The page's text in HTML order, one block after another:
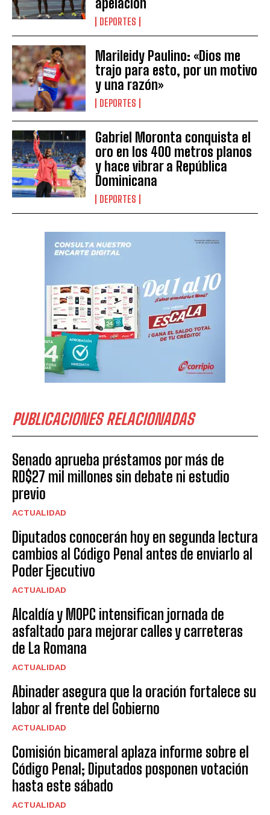
apelación
DEPORTES
Marileidy Paulino: «Dios me
trajo para esto, por un motivo
y una razón»
DEPORTES
Gabriel Moronta conquista el
oro en los 400 metros planos
y hace vibrar a República
Dominicana
DEPORTES
PUBLICACIONES RELACIONADAS
Senado aprueba préstamos por más de
RD$27 mil millones sin debate ni estudio
previo
ACTUALIDAD
Diputados conocerán hoy en segunda lectura
cambios al Código Penal antes de enviarlo al
Poder Ejecutivo
ACTUALIDAD
Alcaldía y MOPC intensifican jornada de
asfaltado para mejorar calles y carreteras
de La Romana
ACTUALIDAD
Abinader asegura que la oración fortalece su
labor al frente del Gobierno
ACTUALIDAD
Comisión bicameral aplaza informe sobre el
Código Penal; Diputados posponen votación
hasta este sábado
ACTUALIDAD